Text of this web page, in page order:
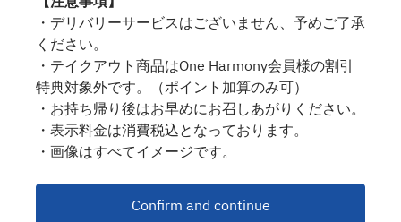
・デリバリーサービスはございません、予めご了承
ください。
・テイクアウト商品はOne Harmony会員様の割引
特典対象外です。（ポイント加算のみ可）
・お持ち帰り後はお早めにお召しあがりください。
・表示料金は消費税込となっております。
・画像はすべてイメージです。
Confirm and continue